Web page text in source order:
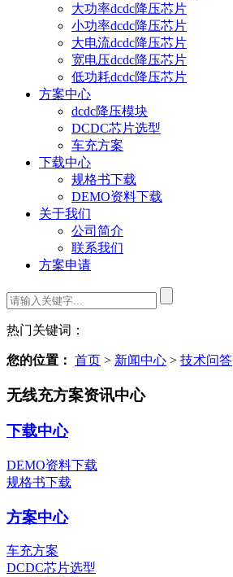
大功率dcdc降压芯片
小功率dcdc降压芯片
大电流dcdc降压芯片
宽电压dcdc降压芯片
低功耗dcdc降压芯片
方案中心
dcdc降压模块
DCDC芯片选型
车充方案
下载中心
规格书下载
DEMO资料下载
关于我们
公司简介
联系我们
方案申请
热门关键词：
您的位置： 首页 > 新闻中心 > 技术问答
无线充方案资讯中心
下载中心
DEMO资料下载
规格书下载
方案中心
车充方案
DCDC芯片选型